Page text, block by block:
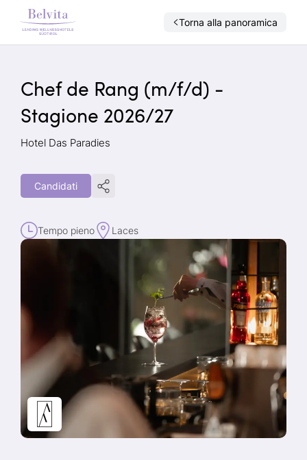
Torna alla panoramica
Chef de Rang (m/f/d) -
Stagione 2026/27
Hotel Das Paradies
Candidati
Tempo pieno Laces